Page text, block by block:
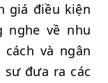
giá điều kiện
nghe về nhu
và ngân
đưa ra các